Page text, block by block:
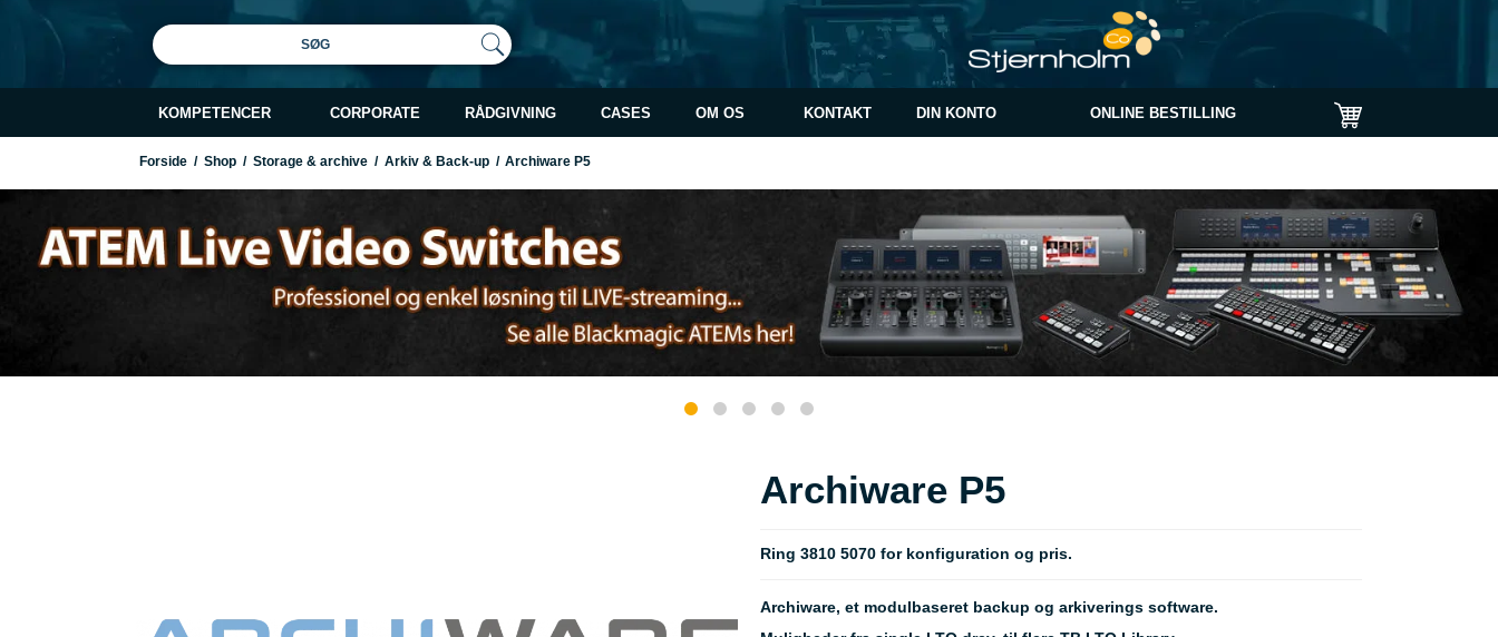
SØG
KOMPETENCER CORPORATE RÅDGIVNING CASES OM OS KONTAKT DIN KONTO ONLINE BESTILLING
Forside / Shop / Storage & archive / Arkiv & Back-up / Archiware P5
Archiware P5
Ring 3810 5070 for konfiguration og pris.
Archiware, et modulbaseret backup og arkiverings software.